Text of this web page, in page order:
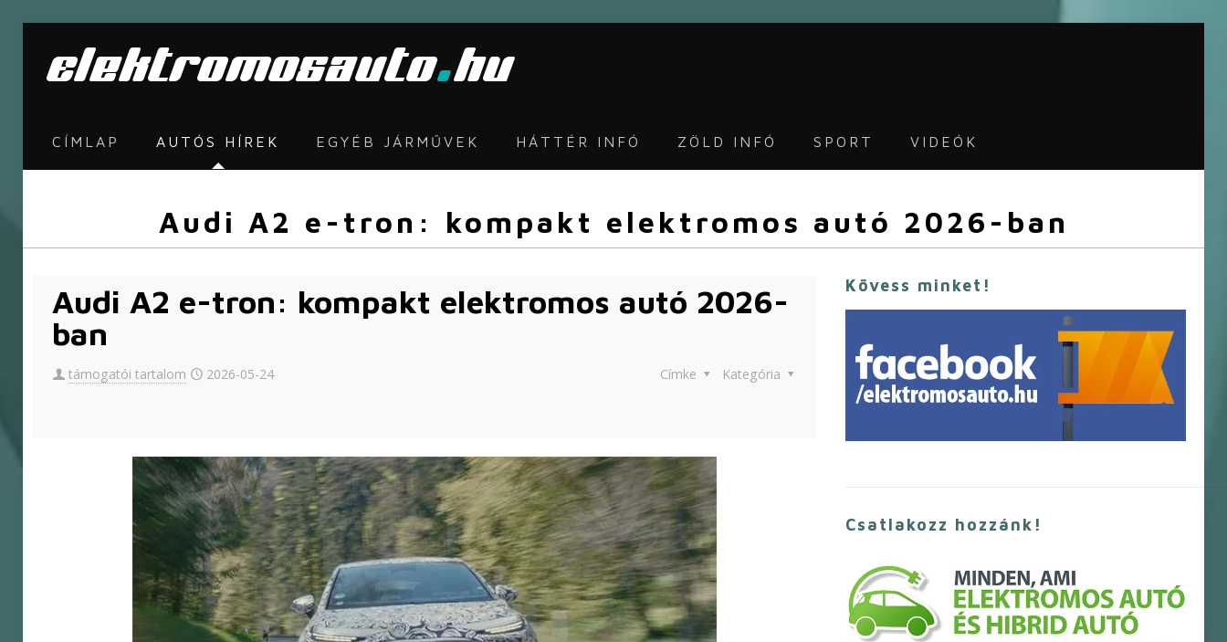
CÍMLAP AUTÓS HÍREK EGYÉB JÁRMŰVEK HÁTTÉR INFÓ ZÖLD INFÓ SPORT VIDEÓK
Audi A2 e-tron: kompakt elektromos autó 2026-ban
Audi A2 e-tron: kompakt elektromos autó 2026-
ban
támogatói tartalom 2026-05-24 Kategória
Címke
Kövess minket!
Csatlakozz hozzánk!